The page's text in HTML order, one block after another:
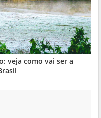
veja como vai ser a